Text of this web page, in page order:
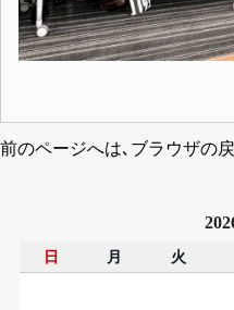
前のページへは､ブラウザの
日 月 火